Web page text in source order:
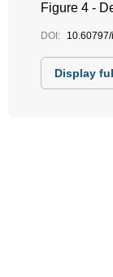
Figure 4 -
DOI:
Display